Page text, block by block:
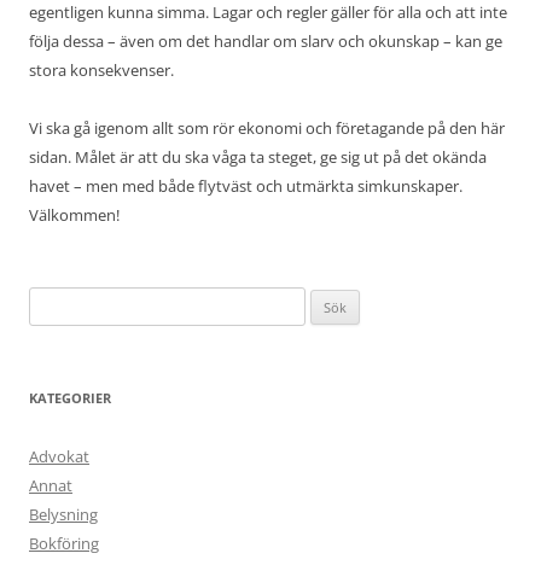
egentligen kunna simma. Lagar och regler gäller för alla och att inte
följa dessa – även om det handlar om slarv och okunskap – kan ge
stora konsekvenser.
Vi ska gå igenom allt som rör ekonomi och företagande på den här
sidan. Målet är att du ska våga ta steget, ge sig ut på det okända
havet – men med både flytväst och utmärkta simkunskaper.
Välkommen!
efter:
KATEGORIER
Advokat
Annat
Belysning
Bokföring